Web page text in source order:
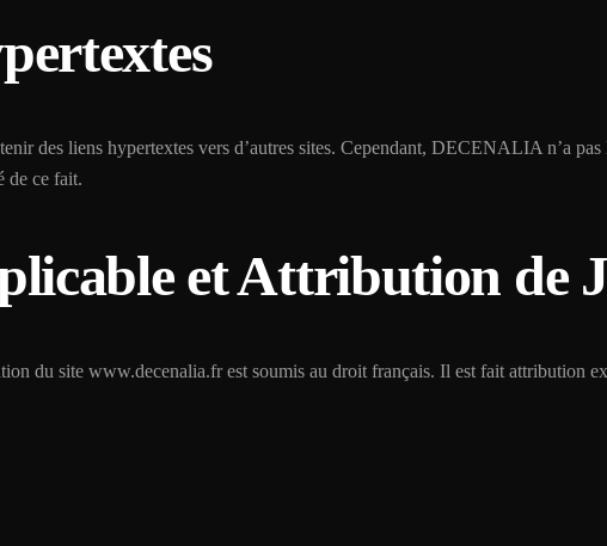
des liens hypertextes vers d’autres sites. Cependant, DECENALIA n’a
de ce fait.
et Attribution de
du site www.decenalia.fr est soumis au droit français. Il est fait attribution